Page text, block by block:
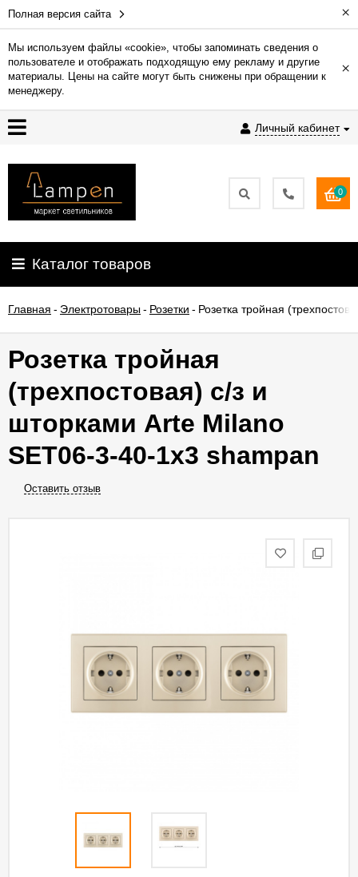
Полная версия сайта ×
Мы используем файлы «cookie», чтобы запоминать сведения о
пользователе и отображать подходящую ему рекламу и другие
материалы. Цены на сайте могут быть снижены при обращении к
менеджеру.
×
Личный кабинет
Гарантия
Доставка
и
Контакты
освещения
О
0
Каталог товаров
Главная - Электротовары- Розетки - Розетка тройная
Розетка тройная
(трехпостовая) с/з и
шторками Arte Milano
SET06-3-40-1x3 shampan
Оставить отзыв